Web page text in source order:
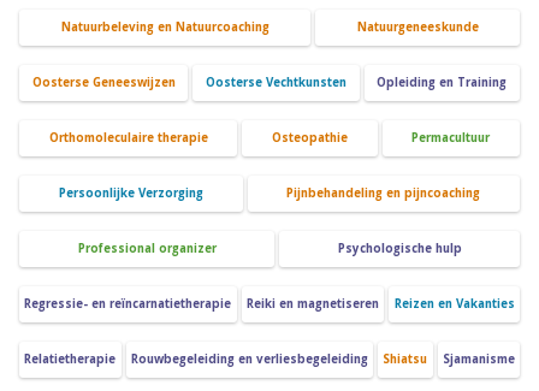
Natuurbeleving en Natuurcoaching Natuurgeneeskunde
Oosterse Geneeswijzen Oosterse Vechtkunsten Opleiding en Training
Orthomoleculaire therapie Osteopathie Permacultuur
Persoonlijke Verzorging Pijnbehandeling en pijncoaching
Professional organizer Psychologische hulp
Regressie- en reïncarnatietherapie Reiki en magnetiseren Reizen en Vakanties
Relatietherapie Rouwbegeleiding en verliesbegeleiding Shiatsu Sjamanisme